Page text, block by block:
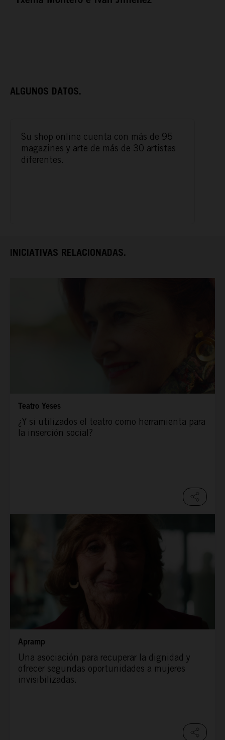
PODCAST
ESPAÑA RURAL
ALGUNOS DATOS.
Su shop online cuenta con más de 95
magazines y arte de más de 30 artistas
diferentes.
INICIATIVAS RELACIONADAS.
Teatro Yeses
¿Y si utilizados el teatro como herramienta para
la inserción social?
Apramp
Una asociación para recuperar la dignidad y
ofrecer segundas oportunidades a mujeres
invisibilizadas.